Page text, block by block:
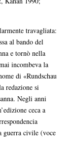
travagliata:
al bando del
e tornò nella
incombeva la
di «Rundschau
redazione si
Negli anni
ceca a
guerra civile (voce